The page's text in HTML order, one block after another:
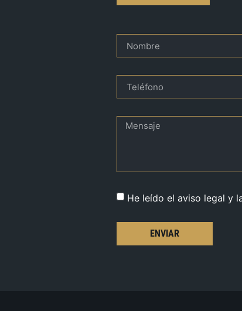
He leído el aviso legal y
ENVIAR